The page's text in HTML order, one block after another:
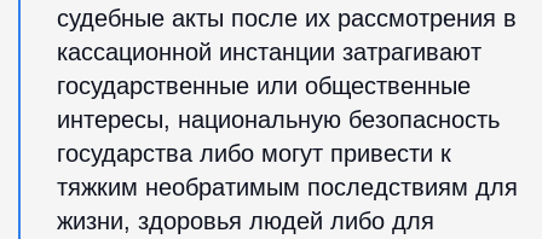
судебные акты после их рассмотрения в
кассационной инстанции затрагивают
государственные или общественные
интересы, национальную безопасность
государства либо могут привести к
тяжким необратимым последствиям для
жизни, здоровья людей либо для